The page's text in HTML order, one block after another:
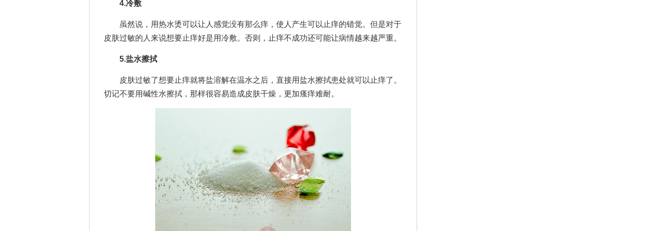
4.冷敷
虽然说，用热水烫可以让人感觉没有那么痒，使人产生可以止痒的错觉。但是对于
皮肤过敏的人来说想要止痒好是用冷敷。否则，止痒不成功还可能让病情越来越严重。
5.盐水擦拭
皮肤过敏了想要止痒就将盐溶解在温水之后，直接用盐水擦拭患处就可以止痒了。
切记不要用碱性水擦拭，那样很容易造成皮肤干燥，更加瘙痒难耐。